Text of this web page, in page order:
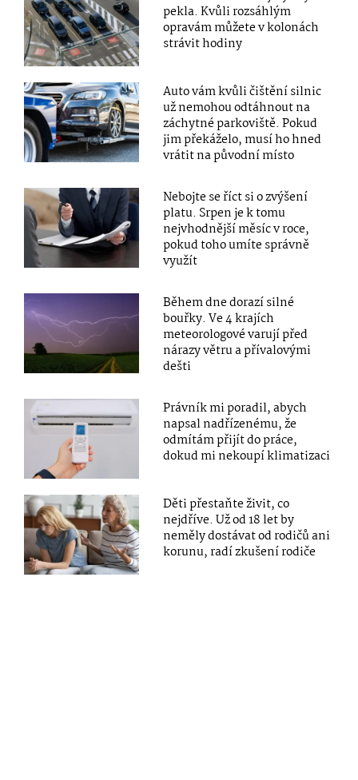
pekla. Kvůli rozsáhlým
opravám můžete v kolonách
strávit hodiny
Auto vám kvůli čištění silnic
už nemohou odtáhnout na
záchytné parkoviště. Pokud
jim překáželo, musí ho hned
vrátit na původní místo
Nebojte se říct si o zvýšení
platu. Srpen je k tomu
nejvhodnější měsíc v roce,
pokud toho umíte správně
využít
Během dne dorazí silné
bouřky. Ve 4 krajích
meteorologové varují před
nárazy větru a přívalovými
dešti
Právník mi poradil, abych
napsal nadřízenému, že
odmítám přijít do práce,
dokud mi nekoupí klimatizaci
Děti přestaňte živit, co
nejdříve. Už od 18 let by
neměly dostávat od rodičů ani
korunu, radí zkušení rodiče